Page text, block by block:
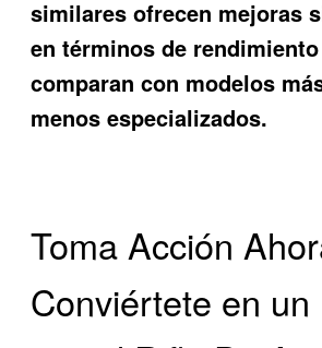
similares ofrecen mejoras
en términos de
comparan con modelos
menos especializados.
Toma Acción
Conviértete en